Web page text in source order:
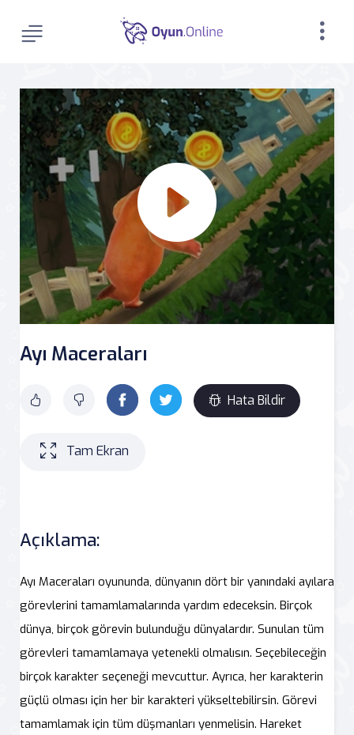
Ayı Maceraları
Hata Bildir
Tam Ekran
Açıklama:
Ayı Maceraları oyununda, dünyanın dört bir yanındaki ayılara
görevlerini tamamlamalarında yardım edeceksin. Birçok
dünya, birçok görevin bulunduğu dünyalardır. Sunulan tüm
görevleri tamamlamaya yetenekli olmalısın. Seçebileceğin
birçok karakter seçeneği mevcuttur. Ayrıca, her karakterin
güçlü olması için her bir karakteri yükseltebilirsin. Görevi
tamamlamak için tüm düşmanları yenmelisin. Hareket